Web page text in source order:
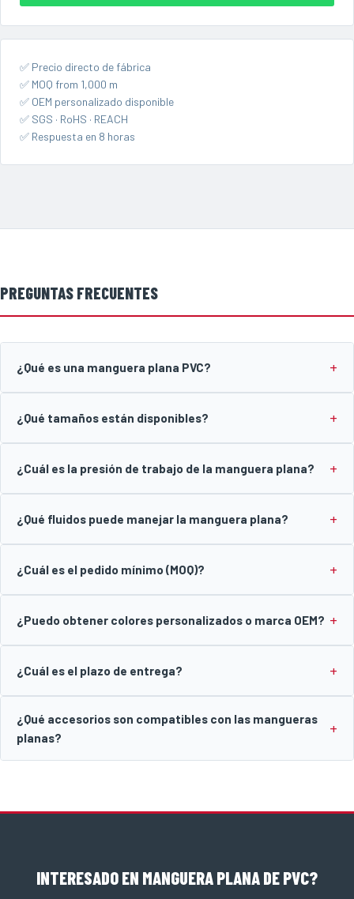
✅ Precio directo de fábrica
✅ MOQ from 1,000 m
✅ OEM personalizado disponible
✅ SGS · RoHS · REACH
✅ Respuesta en 8 horas
PREGUNTAS FRECUENTES
¿Qué es una manguera plana PVC?
¿Qué tamaños están disponibles?
¿Cuál es la presión de trabajo de la manguera plana?
¿Qué fluidos puede manejar la manguera plana?
¿Cuál es el pedido mínimo (MOQ)?
¿Puedo obtener colores personalizados o marca OEM?
¿Cuál es el plazo de entrega?
¿Qué accesorios son compatibles con las mangueras
planas?
INTERESADO EN MANGUERA PLANA DE PVC?